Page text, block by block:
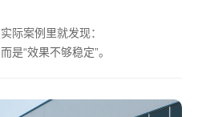
际案例里就发现：
是“效果不够稳定”。